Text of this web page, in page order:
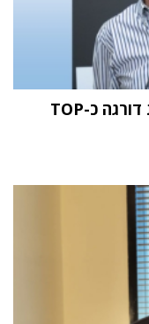
מחקר STKI השנתי: וואן טכנולוגיות דורגה כ-TOP